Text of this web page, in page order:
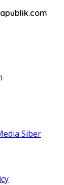
Siber